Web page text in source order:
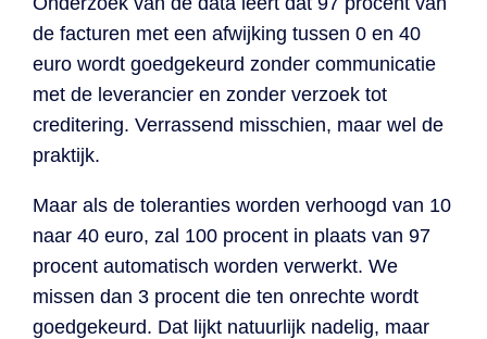
de facturen met een afwijking tussen 0 en 40
euro wordt goedgekeurd zonder communicatie
met de leverancier en zonder verzoek tot
creditering. Verrassend misschien, maar wel de
praktijk.
Maar als de toleranties worden verhoogd van 10
naar 40 euro, zal 100 procent in plaats van 97
procent automatisch worden verwerkt. We
missen dan 3 procent die ten onrechte wordt
goedgekeurd. Dat lijkt natuurlijk nadelig, maar